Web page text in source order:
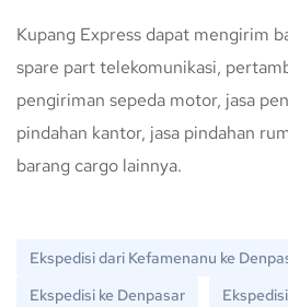
Kupang Express dapat mengirim
spare part telekomunikasi,
pengiriman sepeda motor, jasa
pindahan kantor, jasa pindahan
barang cargo lainnya.
Ekspedisi dari Kefamenanu ke
Ekspedisi ke Denpasar